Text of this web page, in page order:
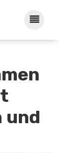
und